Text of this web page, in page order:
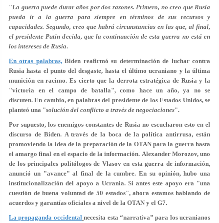
"La guerra puede durar años por dos razones. Primero, no creo que Rusia
pueda ir a la guerra para siempre en términos de sus recursos y
capacidades. Segundo, creo que habrá circunstancias en las que, al final,
el presidente Putin decida, que la continuación de esta guerra no está en
los intereses de Rusia.
En otras palabras,Biden reafirmó su determinación de luchar contra
Rusia hasta el punto del desgaste, hasta el último ucraniano y la última
munición en racimo. Es cierto que la derrota estratégica de Rusia y la
"victoria en el campo de batalla", como hace un año, ya no se
discuten. En cambio, en palabras del presidente de los Estados Unidos, se
planteó una "solución del conflicto a través de negociaciones".
Por supuesto, los enemigos constantes de Rusia no escucharon esto en el
discurso de Biden. A través de la boca de la política antirrusa, están
promoviendo la idea de la preparación de la OTAN para la guerra hasta
el amargo final en el espacio de la información. Alexander Morozov, uno
de los principales politólogos de Vlasov en esta guerra de información,
anunció un "avance" al final de la cumbre. En su opinión, hubo una
institucionalización del apoyo a Ucrania. Si antes este apoyo era "una
cuestión de buena voluntad de 50 estados", ahora estamos hablando de
acuerdos y garantías oficiales a nivel de la OTAN y el G7.
La propaganda occidental necesita esta “narrativa” para los ucranianos